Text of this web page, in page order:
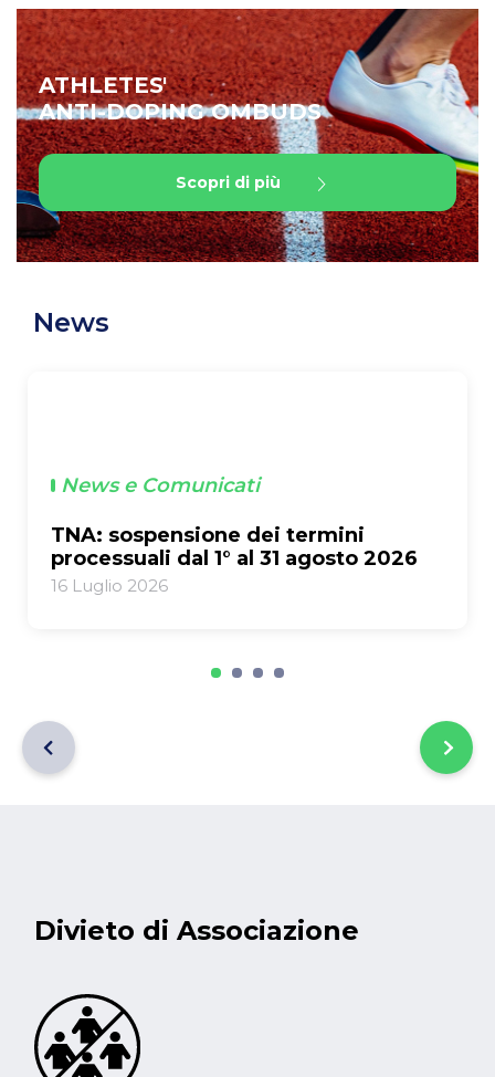
ATHLETES'
ANTI-DOPING OMBUDS
Scopri di più
News
News e Comunicati
TNA: sospensione dei termini
processuali dal 1° al 31 agosto 2026
16 Luglio 2026
Divieto di Associazione